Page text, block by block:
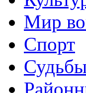
Мир
Спорт